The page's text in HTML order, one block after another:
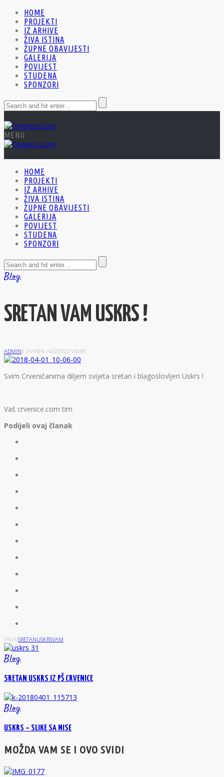
HOME
PROJEKTI
IZ ARHIVE
ŽIVA ISTINA
ŽUPNE OBAVIJESTI
GALERIJA
POVIJEST
STUDENA
SPONZORI
MENU
HOME
PROJEKTI
IZ ARHIVE
ŽIVA ISTINA
ŽUPNE OBAVIJESTI
GALERIJA
POVIJEST
STUDENA
SPONZORI
Blog
SRETAN VAM USKRS !
ADMIN8 JAHREN AGO3303 VIEWS
Svim Crveničanima diljem svijeta sretan i blagoslovljen Uskrs !
Vaš crvenice.com tim
Podijeli ovaj članak
TAGS:SRETANUSKRSVAM
Blog
SRETAN USKRS IZ PŠ CRVENICE
Blog
USKRS – SLIKE SA MISE
MOŽDA VAM SE I OVO SVIDI